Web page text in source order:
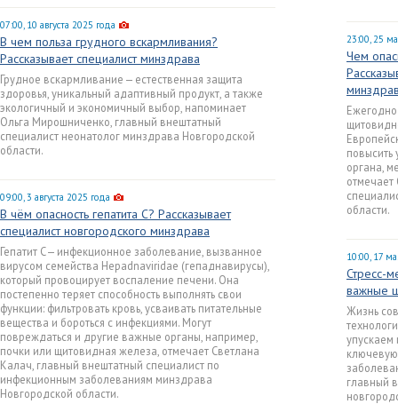
07:00, 10 августа 2025 года
В чем польза грудного вскармливания?
Рассказывает специалист минздрава
Грудное вскармливание — естественная защита
здоровья, уникальный адаптивный продукт, а также
экологичный и экономичный выбор, напоминает
Ольга Мирошниченко, главный внештатный
специалист неонатолог минздрава Новгородской
области.
09:00, 3 августа 2025 года
В чём опасность гепатита С? Рассказывает
специалист новгородского минздрава
Гепатит C — инфекционное заболевание, вызванное
вирусом семейства Hepadnaviridae (гепаднавирусы),
который провоцирует воспаление печени. Она
постепенно теряет способность выполнять свои
функции: фильтровать кровь, усваивать питательные
вещества и бороться с инфекциями. Могут
повреждаться и другие важные органы, например,
почки или щитовидная железа, отмечает Светлана
Калач, главный внештатный специалист по
инфекционным заболеваниям минздрава
Новгородской области.
23:00, 25
Чем
повысить
органа,
области.
10:00, 17
Стресс-
важные
Жизнь
упускаем
главный